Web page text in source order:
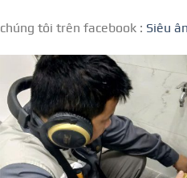
chúng tôi trên facebook : Siêu